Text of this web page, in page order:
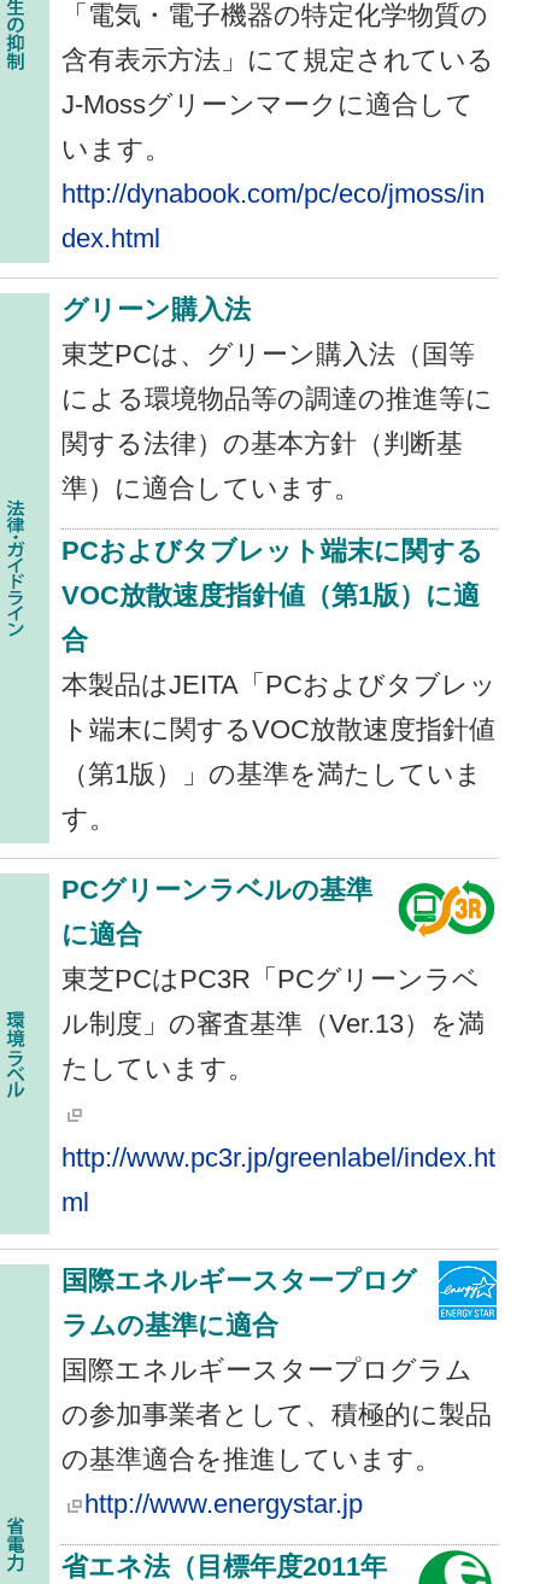
「電気・電子機器の特定化学物質の
含有表示方法」にて規定されている
J-Mossグリーンマークに適合して
います。
http://dynabook.com/pc/eco/jmoss/in
dex.html
グリーン購入法
東芝PCは、グリーン購入法（国等
による環境物品等の調達の推進等に
関する法律）の基本方針（判断基
準）に適合しています。
PCおよびタブレット端末に関する
VOC放散速度指針値（第1版）に適
合
本製品はJEITA「PCおよびタブレッ
ト端末に関するVOC放散速度指針値
（第1版）」の基準を満たしていま
す。
PCグリーンラベルの基準
に適合
東芝PCはPC3R「PCグリーンラベ
ル制度」の審査基準（Ver.13）を満
たしています。
http://www.pc3r.jp/greenlabel/index.ht
ml
国際エネルギースタープログ
ラムの基準に適合
国際エネルギースタープログラム
の参加事業者として、積極的に製品
の基準適合を推進しています。
http://www.energystar.jp
省エネ法（目標年度2011年